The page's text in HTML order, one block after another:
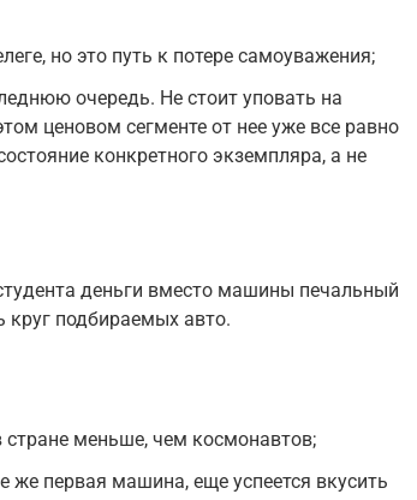
но это путь к потере самоуважения;
очередь. Не стоит уповать на
ценовом сегменте от нее уже все равно
конкретного экземпляра, а не
деньги вместо машины печальный
круг подбираемых авто.
меньше, чем космонавтов;
же первая машина, еще успеется вкусить